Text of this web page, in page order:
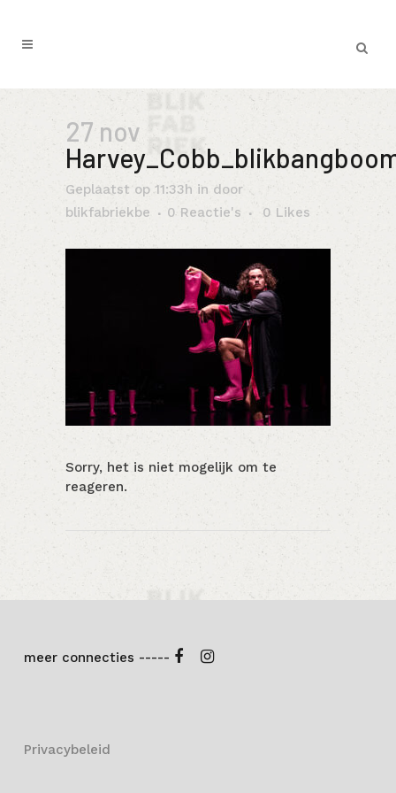
27 nov
Geplaatst op 11:33h in door
blikfabriekbe
0 Reactie's 0 Likes
Sorry, het is niet mogelijk om te
reageren.
meer connecties -----
Privacybeleid